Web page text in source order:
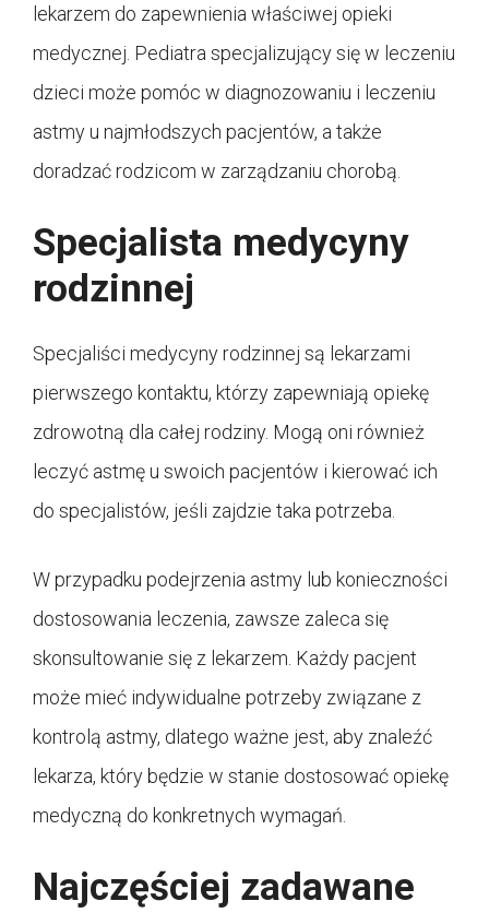
lekarzem do zapewnienia właściwej opieki
medycznej. Pediatra specjalizujący się w leczeniu
dzieci może pomóc w diagnozowaniu i leczeniu
astmy u najmłodszych pacjentów, a także
doradzać rodzicom w zarządzaniu chorobą.
Specjalista medycyny
rodzinnej
Specjaliści medycyny rodzinnej są lekarzami
pierwszego kontaktu, którzy zapewniają opiekę
zdrowotną dla całej rodziny. Mogą oni również
leczyć astmę u swoich pacjentów i kierować ich
do specjalistów, jeśli zajdzie taka potrzeba.
W przypadku podejrzenia astmy lub konieczności
dostosowania leczenia, zawsze zaleca się
skonsultowanie się z lekarzem. Każdy pacjent
może mieć indywidualne potrzeby związane z
kontrolą astmy, dlatego ważne jest, aby znaleźć
lekarza, który będzie w stanie dostosować opiekę
medyczną do konkretnych wymagań.
Najczęściej zadawane